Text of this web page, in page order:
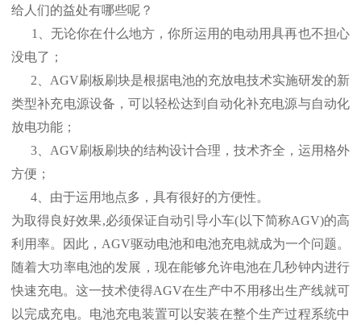
给人们的益处有哪些呢？
1、无论你在什么地方，你所运用的电动用具再也不担心
没电了；
2、AGV刷板刷块是根据电池的充放电技术实施研发的新
类型补充电源设备，可以轻松达到自动化补充电源与自动化
放电功能；
3、AGV刷板刷块的结构设计合理，技术齐全，运用格外
方便；
4、由于运用地点多，具有很好的方便性。
为取得良好效果,必须保证自动引导小车(以下简称AGV)的高
利用率。因此，AGV驱动电池和电池充电就成为一个问题。
随着大功率电池的发展，现在能够允许电池在几秒钟内进行
快速充电。这一技术使得AGV在生产中不用移出生产线就可
以完成充电。电池充电装置可以安装在整个生产过程系统中